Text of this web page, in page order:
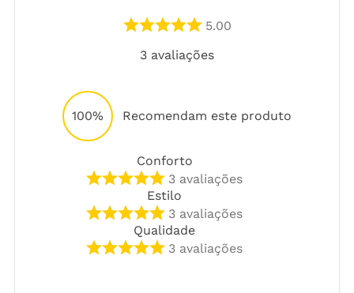
5.00
3 avaliações
100% Recomendam este produto
Conforto
3 avaliações
Estilo
3 avaliações
Qualidade
3 avaliações